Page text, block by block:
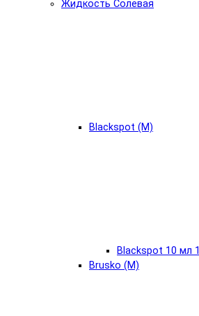
Жидкость Солевая
Blackspot (М)
Blackspot 10 мл
Brusko (М)